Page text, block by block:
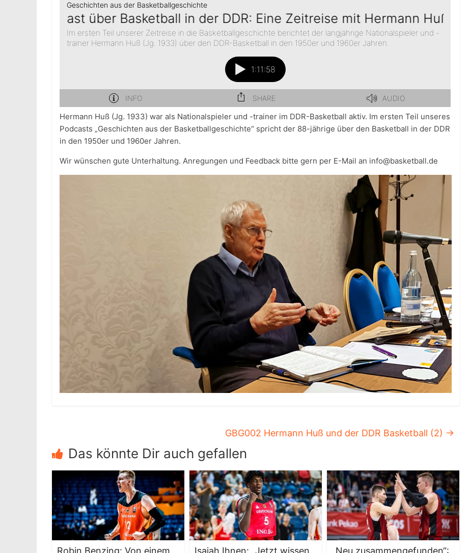
Hermann Huß (Jg. 1933) war als Nationalspieler und -trainer im DDR-Basketball aktiv. Im ersten Teil unseres
Podcasts „Geschichten aus der Basketballgeschichte“ spricht der 88-jährige über den Basketball in der DDR
in den 1950er und 1960er Jahren.
Wir wünschen gute Unterhaltung. Anregungen und Feedback bitte gern per E-Mail an info@basketball.de
GBG002 Hermann Huß und der DDR Basketball (2) →
Das könnte Dir auch gefallen
Robin Benzing: Von einem, Isaiah Ihnen: „Jetzt wissen „Neu zusammengefunden“: